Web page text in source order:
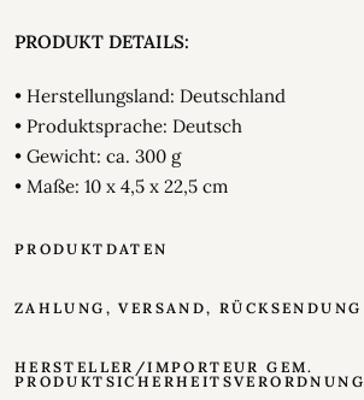
PRODUKT DETAILS:
• Herstellungsland: Deutschland
• Produktsprache: Deutsch
• Gewicht: ca. 300 g
• Maße: 10 x 4,5 x 22,5 cm
PRODUKTDATEN
ZAHLUNG, VERSAND, RÜCKSENDUNG
HERSTELLER/IMPORTEUR GEM.
PRODUKTSICHERHEITSVERORDNUNG